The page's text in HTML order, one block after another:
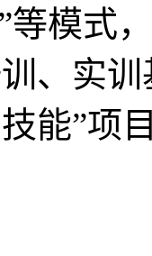
等模式
、实
能”项